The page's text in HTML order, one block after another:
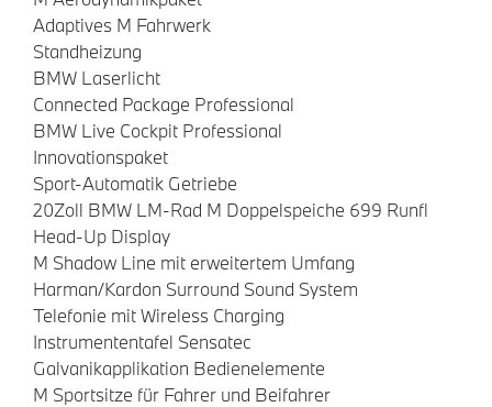
Adaptives M Fahrwerk
Standheizung
BMW Laserlicht
Connected Package Professional
BMW Live Cockpit Professional
Innovationspaket
Sport-Automatik Getriebe
20Zoll BMW LM-Rad M Doppelspeiche 699 Runfl
Head-Up Display
M Shadow Line mit erweitertem Umfang
Harman/Kardon Surround Sound System
Telefonie mit Wireless Charging
Instrumententafel Sensatec
Galvanikapplikation Bedienelemente
M Sportsitze für Fahrer und Beifahrer